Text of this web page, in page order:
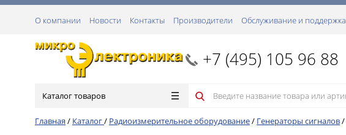
О компании Новости Контакты Производители Обслуживание и поддержка
+7 (495) 105 96 88
Каталог товаров
Главная / Каталог/ Радиоизмерительное оборудование/ Генераторы сигналов/